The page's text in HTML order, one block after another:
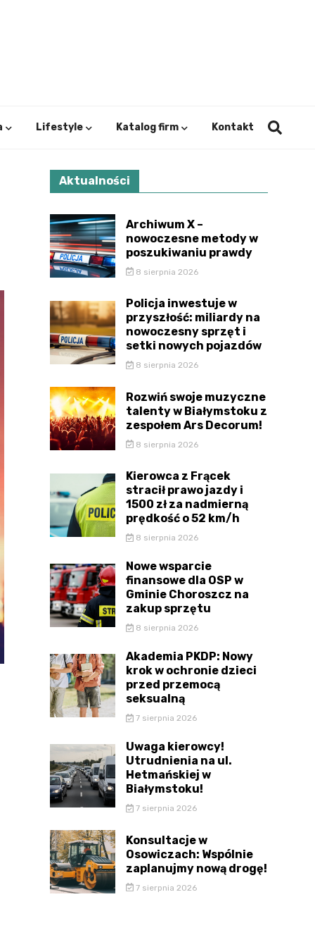
Lifestyle Katalog firm Kontakt
Aktualności
Archiwum X –
nowoczesne metody w
poszukiwaniu prawdy
8 sierpnia 2026
Policja inwestuje w
przyszłość: miliardy na
nowoczesny sprzęt i
setki nowych pojazdów
8 sierpnia 2026
Rozwiń swoje muzyczne
talenty w Białymstoku z
zespołem Ars Decorum!
8 sierpnia 2026
Kierowca z Frącek
stracił prawo jazdy i
1500 zł za nadmierną
prędkość o 52 km/h
8 sierpnia 2026
Nowe wsparcie
finansowe dla OSP w
Gminie Choroszcz na
zakup sprzętu
8 sierpnia 2026
Akademia PKDP: Nowy
krok w ochronie dzieci
przed przemocą
seksualną
7 sierpnia 2026
Uwaga kierowcy!
Utrudnienia na ul.
Hetmańskiej w
Białymstoku!
7 sierpnia 2026
Konsultacje w
Osowiczach: Wspólnie
zaplanujmy nową drogę!
7 sierpnia 2026